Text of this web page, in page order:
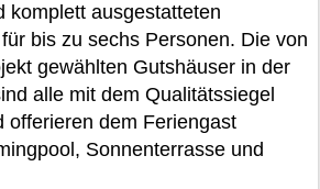
komplett ausgestatteten
bis zu sechs Personen. Die von
gewählten Gutshäuser in der
alle mit dem Qualitätssiegel
offerieren dem Feriengast
Sonnenterrasse und